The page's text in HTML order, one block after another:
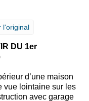
l'original
DU 1er
d’une maison
vue lointaine sur les
avec garage